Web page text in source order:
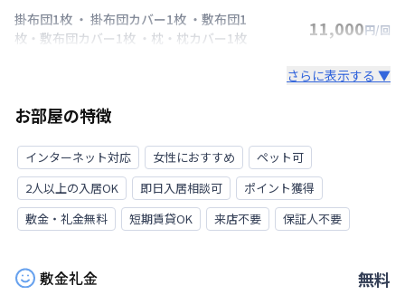
掛布団1枚 ・ 掛布団カバー1枚 ・敷布団1
枚・敷布団カバー1枚 ・枕・枕カバー1枚
11,000円/回
さらに表示する ▼
お部屋の特徴
インターネット対応 女性におすすめ
ペット可
2人以上の入居OK
即日入居相談可
ポイント獲得
敷金・礼金無料
短期賃貸OK 来店不要 保証人不要
敷金礼金 無料